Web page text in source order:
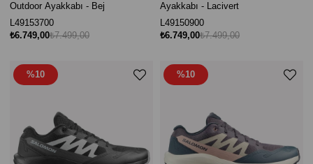
Outdoor Ayakkabı - Bej
L49153700
₺6.749,00₺7.499,00
Ayakkabı - Lacivert
L49150900
₺6.749,00₺7.499,00
%10 %10